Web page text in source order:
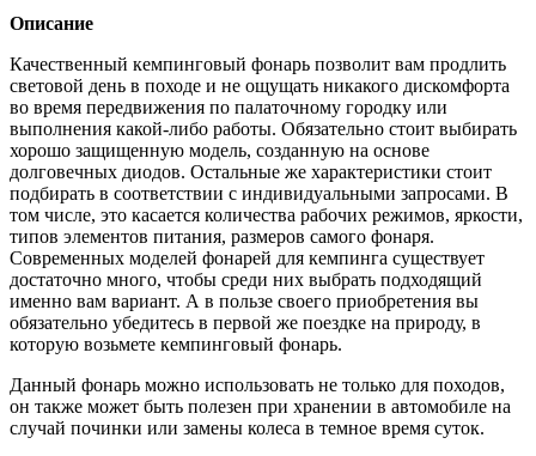
Описание
Качественный кемпинговый фонарь позволит вам продлить
световой день в походе и не ощущать никакого дискомфорта
во время передвижения по палаточному городку или
выполнения какой-либо работы. Обязательно стоит выбирать
хорошо защищенную модель, созданную на основе
долговечных диодов. Остальные же характеристики стоит
подбирать в соответствии с индивидуальными запросами. В
том числе, это касается количества рабочих режимов, яркости,
типов элементов питания, размеров самого фонаря.
Современных моделей фонарей для кемпинга существует
достаточно много, чтобы среди них выбрать подходящий
именно вам вариант. А в пользе своего приобретения вы
обязательно убедитесь в первой же поездке на природу, в
которую возьмете кемпинговый фонарь.
Данный фонарь можно использовать не только для походов,
он также может быть полезен при хранении в автомобиле на
случай починки или замены колеса в темное время суток.